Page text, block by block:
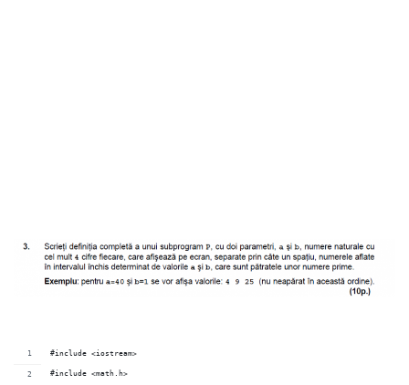
#include <iostream>
#include <math.h>